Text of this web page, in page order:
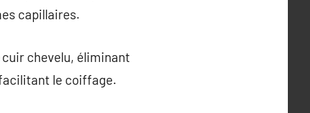
capillaires.
chevelu, éliminant
le coiffage.